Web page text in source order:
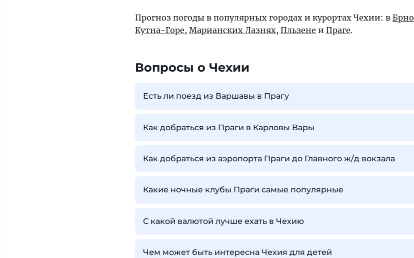
Прогноз погоды в популярных городах и курортах Чехии: в Брно
Кутна-Горе, Марианских Лазнях, Пльзене и Праге.
Вопросы о Чехии
Есть ли поезд из Варшавы в Прагу
Как добраться из Праги в Карловы Вары
Как добраться из аэропорта Праги до Главного ж/д вокзала
Какие ночные клубы Праги самые популярные
С какой валютой лучше ехать в Чехию
Чем может быть интересна Чехия для детей